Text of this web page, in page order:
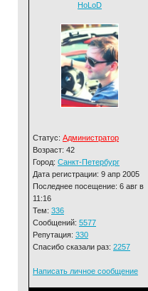
HoLoD
Статус: Администратор
Возраст: 42
Город: Санкт-Петербург
Дата регистрации: 9 апр 2005
Последнее посещение: 6 авг в
11:16
Тем: 336
Сообщений: 5577
Репутация: 330
Спасибо сказали раз: 2257
Написать личное сообщение